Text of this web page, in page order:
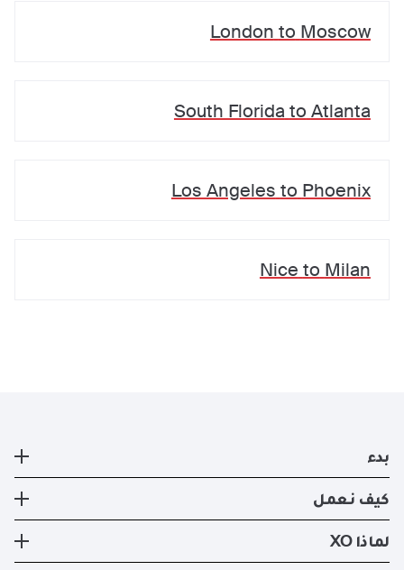
London to Moscow
South Florida to Atlanta
Los Angeles to Phoenix
Nice to Milan
بدء
طائرة خاصة
التسجيل
كيف نعمل
كيف نعمل
لماذا XO